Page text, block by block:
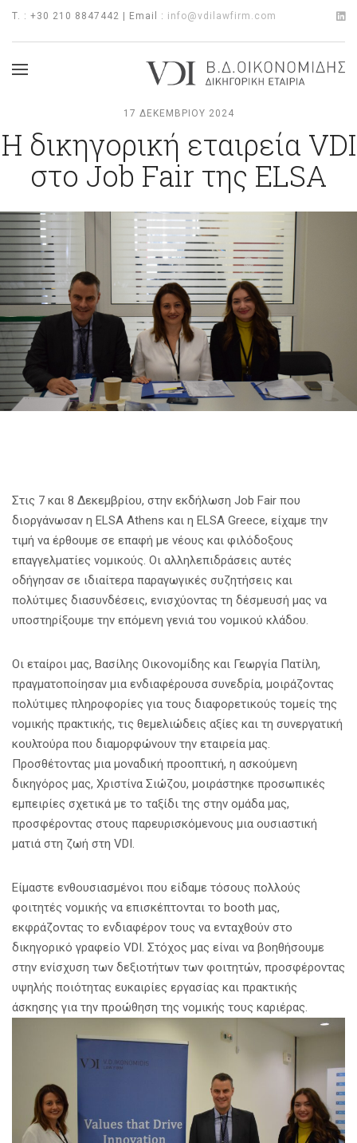
T. : +30 210 8847442 | Email : info@vdilawfirm.com
17 ΔΕΚΕΜΒΡΊΟΥ 2024
Η δικηγορική εταιρεία VDI
στο Job Fair της ELSA
Στις 7 και 8 Δεκεμβρίου, στην εκδήλωση Job Fair που
διοργάνωσαν η ELSA Athens και η ELSA Greece, είχαμε την
τιμή να έρθουμε σε επαφή με νέους και φιλόδοξους
επαγγελματίες νομικούς. Οι αλληλεπιδράσεις αυτές
οδήγησαν σε ιδιαίτερα παραγωγικές συζητήσεις και
πολύτιμες διασυνδέσεις, ενισχύοντας τη δέσμευσή μας να
υποστηρίξουμε την επόμενη γενιά του νομικού κλάδου.
Οι εταίροι μας, Βασίλης Οικονομίδης και Γεωργία Πατίλη,
πραγματοποίησαν μια ενδιαφέρουσα συνεδρία, μοιράζοντας
πολύτιμες πληροφορίες για τους διαφορετικούς τομείς της
νομικής πρακτικής, τις θεμελιώδεις αξίες και τη συνεργατική
κουλτούρα που διαμορφώνουν την εταιρεία μας.
Προσθέτοντας μια μοναδική προοπτική, η ασκούμενη
δικηγόρος μας, Χριστίνα Σιώζου, μοιράστηκε προσωπικές
εμπειρίες σχετικά με το ταξίδι της στην ομάδα μας,
προσφέροντας στους παρευρισκόμενους μια ουσιαστική
ματιά στη ζωή στη VDI.
Είμαστε ενθουσιασμένοι που είδαμε τόσους πολλούς
φοιτητές νομικής να επισκέπτονται το booth μας,
εκφράζοντας το ενδιαφέρον τους να ενταχθούν στο
δικηγορικό γραφείο VDI. Στόχος μας είναι να βοηθήσουμε
στην ενίσχυση των δεξιοτήτων των φοιτητών, προσφέροντας
υψηλής ποιότητας ευκαιρίες εργασίας και πρακτικής
άσκησης για την προώθηση της νομικής τους καριέρας.